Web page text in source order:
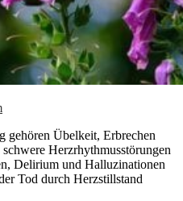
gehören Übelkeit, Erbrechen
Herzrhythmusstörungen
Delirium und Halluzinationen
Tod durch Herzstillstand